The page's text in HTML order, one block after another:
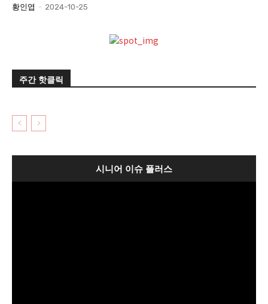
황인엽 - 2024-10-25
주간 핫클릭
시니어 이슈 플러스